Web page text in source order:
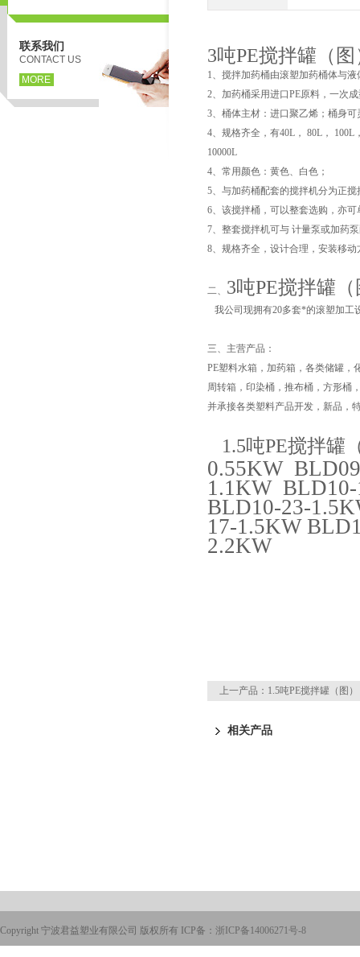
联系我们
CONTACT US
MORE
3吨PE搅拌罐（图
1、搅拌加药桶由滚塑加药桶体与
2、加药桶采用进口PE原料，一次
3、桶体主材：进口聚乙烯；桶身
4、规格齐全，有40L， 80L， 100L
10000L
4、常用颜色：黄色、白色；
5、与加药桶配套的搅拌机分为正
6、该搅拌桶，可以整套选购，亦
7、整套搅拌机可与 计量泵或加药
8、规格齐全，设计合理，安装移
二、 3吨PE搅拌罐
我公司现拥有20多套*的滚塑加工
三、 主营产品：
PE塑料水箱，加药箱，各类储罐，
周转箱，印染桶，推布桶，方形桶
并承接各类塑料产品开发，新品，
1.5吨PE搅拌罐
0.55KW
1.1KW BLD10-
BLD10-23-
17-1.5KW
2.2KW
上一产品： 1.5吨PE搅拌罐（图）
相关产品
Copyright 宁波君益塑业有限公司 版权所有 ICP备： 浙ICP备14006271号-8